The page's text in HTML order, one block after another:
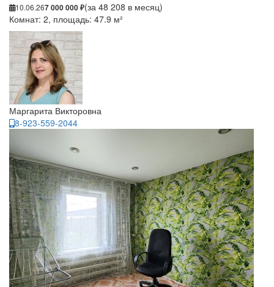
10.06.267 000 000 ₽(за 48 208 в месяц)
Комнат: 2, площадь: 47.9 м²
Маргарита Викторовна
8-923-559-2044